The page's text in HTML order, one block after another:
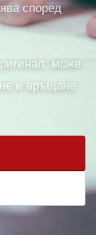
според
може
и връщане